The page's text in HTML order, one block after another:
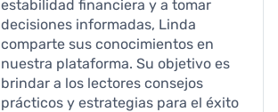
estabilidad financiera y a tomar
decisiones informadas, Linda
comparte sus conocimientos en
nuestra plataforma. Su objetivo es
brindar a los lectores consejos
prácticos y estrategias para el éxito